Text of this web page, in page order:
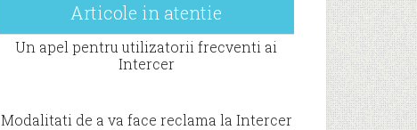
Articole in atentie
Un apel pentru utilizatorii frecventi ai
Intercer
Modalitati de a va face reclama la Intercer